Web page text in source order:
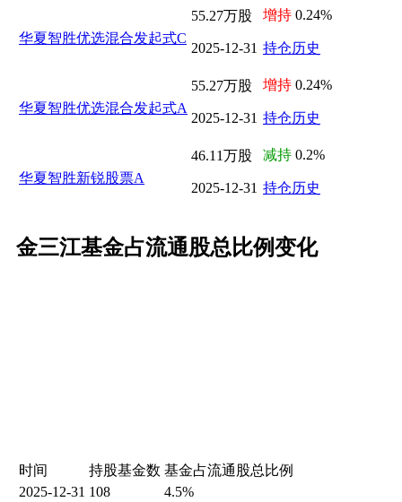
华夏智胜优选混合发起式C
55.27万股
2025-12-31
增持 0.24%
持仓历史
华夏智胜优选混合发起式A
55.27万股
2025-12-31
增持 0.24%
持仓历史
华夏智胜新锐股票A
46.11万股
2025-12-31
减持 0.2%
持仓历史
金三江基金占流通股总比例变化
时间 持股基金数 基金占流通股总比例
2025-12-31 108
4.5%